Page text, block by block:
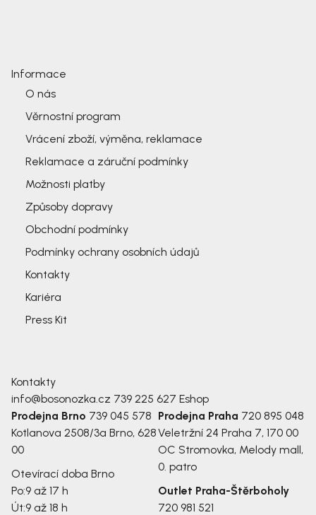
Informace
O nás
Věrnostní program
Vrácení zboží, výměna, reklamace
Reklamace a záruční podmínky
Možnosti platby
Způsoby dopravy
Obchodní podmínky
Podmínky ochrany osobních údajů
Kontakty
Kariéra
Press Kit
Kontakty
info@bosonozka.cz 739 225 627 Eshop
Prodejna Brno 739 045 578
Kotlanova 2508/3a Brno, 628
00
Otevírací doba Brno
Po:9 až 17 h
Út:9 až 18 h
Prodejna Praha 720 895 048
Veletržní 24 Praha 7, 170 00
OC Stromovka, Melody mall,
0. patro
Outlet Praha-Štěrboholy
720 981 521